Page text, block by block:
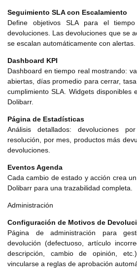
Seguimiento SLA con Escalamiento
Define objetivos SLA para el
devoluciones. Las devoluciones que se
se escalan automáticamente con alertas.
Dashboard KPI
Dashboard en tiempo real mostrando:
abiertas, días promedio para cerrar,
cumplimiento SLA. Widgets disponibles
Dolibarr.
Página de Estadísticas
Análisis detallados: devoluciones
resolución, por mes, productos más
devoluciones.
Eventos Agenda
Cada cambio de estado y acción crea
Dolibarr para una trazabilidad completa.
Administración
Configuración de Motivos de
Página de administración para
devolución (defectuoso, artículo
descripción, cambio de opinión,
vincularse a reglas de aprobación